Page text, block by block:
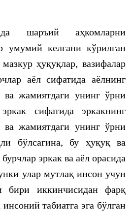
шаръий аҳкомларни
умумий келгани кўрилган
ҳуқуқлар, вазифалар
аёл сифатида аёлнинг
ва жамиятдаги унинг ўрни
сифатида эркакнинг
ва жамиятдаги унинг ўрни
бўлсагина, бу ҳуқуқ ва
эркак ва аёл орасида
улар мутлақ инсон учун
бири иккинчисидан фарқ
табиатга эга бўлган